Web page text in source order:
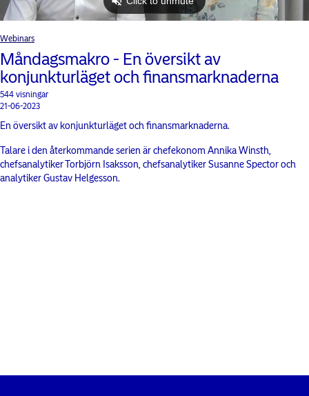
Webinars
Måndagsmakro - En översikt av
konjunkturläget och finansmarknaderna
544 visningar
21-06-2023
En översikt av konjunkturläget och finansmarknaderna.
Talare i den återkommande serien är chefekonom Annika Winsth,
chefsanalytiker Torbjörn Isaksson, chefsanalytiker Susanne Spector och
analytiker Gustav Helgesson.